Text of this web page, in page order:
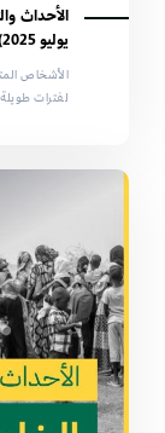
يوليو 2025)
الأشخاص
لفترات